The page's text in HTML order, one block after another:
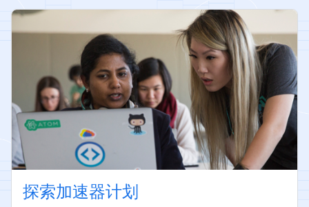
探索加速器计划